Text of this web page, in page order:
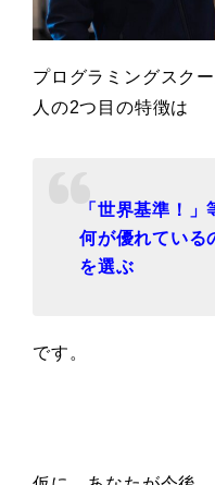
プログラミングスク
人の2つ目の特徴は
「世界基準！」
何が優れている
を選ぶ
です。